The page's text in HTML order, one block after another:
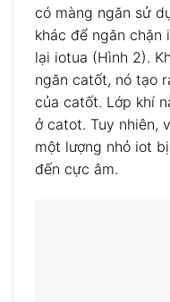
có màng ngăn sử
khác để ngăn
lại iotua (Hình 2).
ngăn catốt, nó tạo
của catốt. Lớp khí
ở catot. Tuy nhiên,
một lượng nhỏ iot
đến cực âm.